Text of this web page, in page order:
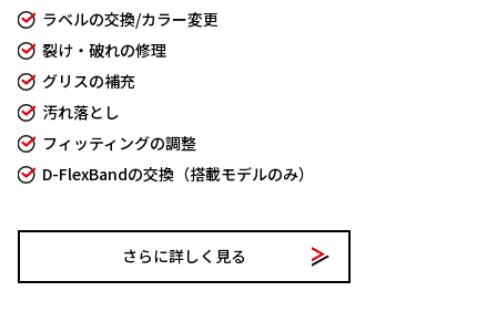
ラベルの交換/カラー変更
裂け・破れの修理
グリスの補充
汚れ落とし
フィッティングの調整
D-FlexBandの交換（搭載モデルのみ）
さらに詳しく見る